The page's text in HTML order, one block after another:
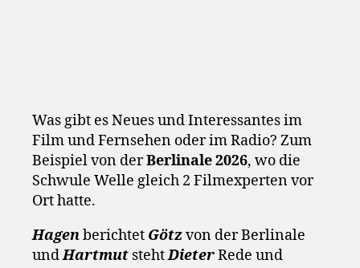
Was gibt es Neues und Interessantes im
Film und Fernsehen oder im Radio? Zum
Beispiel von derBerlinale 2026, wo die
Schwule Welle gleich 2 Filmexperten vor
Ort hatte.
Hagenberichtet Götzvon der Berlinale
undHartmut stehtDieterRede und